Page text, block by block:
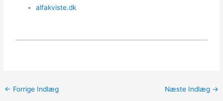
alfakviste.dk
← Forrige Indlæg Næste Indlæg →